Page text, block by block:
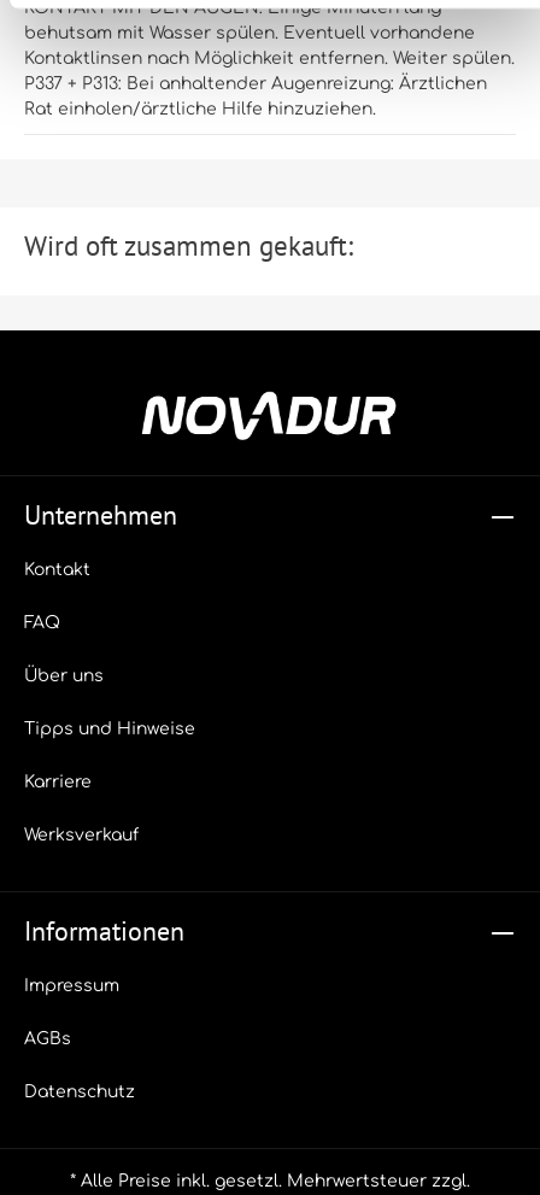
KONTAKT MIT DEN AUGEN: Einige Minuten lang
behutsam mit Wasser spülen. Eventuell vorhandene
Kontaktlinsen nach Möglichkeit entfernen. Weiter spülen.
P337 + P313: Bei anhaltender Augenreizung: Ärztlichen
Rat einholen/ärztliche Hilfe hinzuziehen.
Wird oft zusammen gekauft:
Unternehmen
Kontakt
FAQ
Über uns
Tipps und Hinweise
Karriere
Werksverkauf
Informationen
Impressum
AGBs
Datenschutz
* Alle Preise inkl. gesetzl. Mehrwertsteuer zzgl.